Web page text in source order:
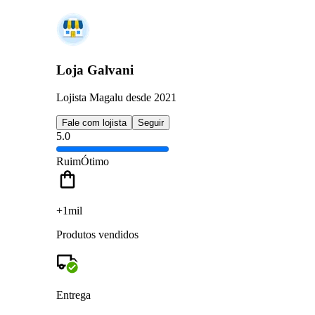
Loja Galvani
Lojista Magalu desde 2021
Fale com lojista Seguir
5.0
RuimÓtimo
+1mil
Produtos vendidos
Entrega